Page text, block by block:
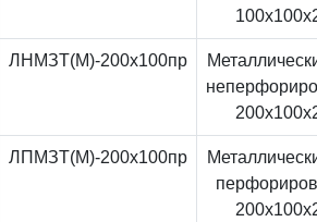
ЛНМЗТ(М)-200x100пр
ЛПМЗТ(М)-200x100пр